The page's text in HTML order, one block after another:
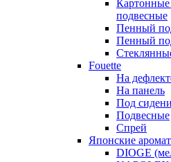
подвесные
Пенный
Пенный
Fouette
На
На панель
Под
Подвесные
Спрей
Японские
DIOGE